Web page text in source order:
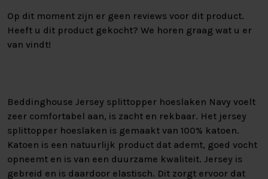
Op dit moment zijn er geen reviews voor dit product.
Heeft u dit product gekocht? We horen graag wat u er
van vindt!
Beddinghouse Jersey splittopper hoeslaken Navy voelt
zeer comfortabel aan, is zacht en rekbaar. Het jersey
splittopper hoeslaken is gemaakt van 100% katoen.
Katoen is een natuurlijk product dat ademt, goed vocht
opneemt en is van een duurzame kwaliteit. Jersey is
gebreid en is daardoor elastisch. Dit zorgt ervoor dat